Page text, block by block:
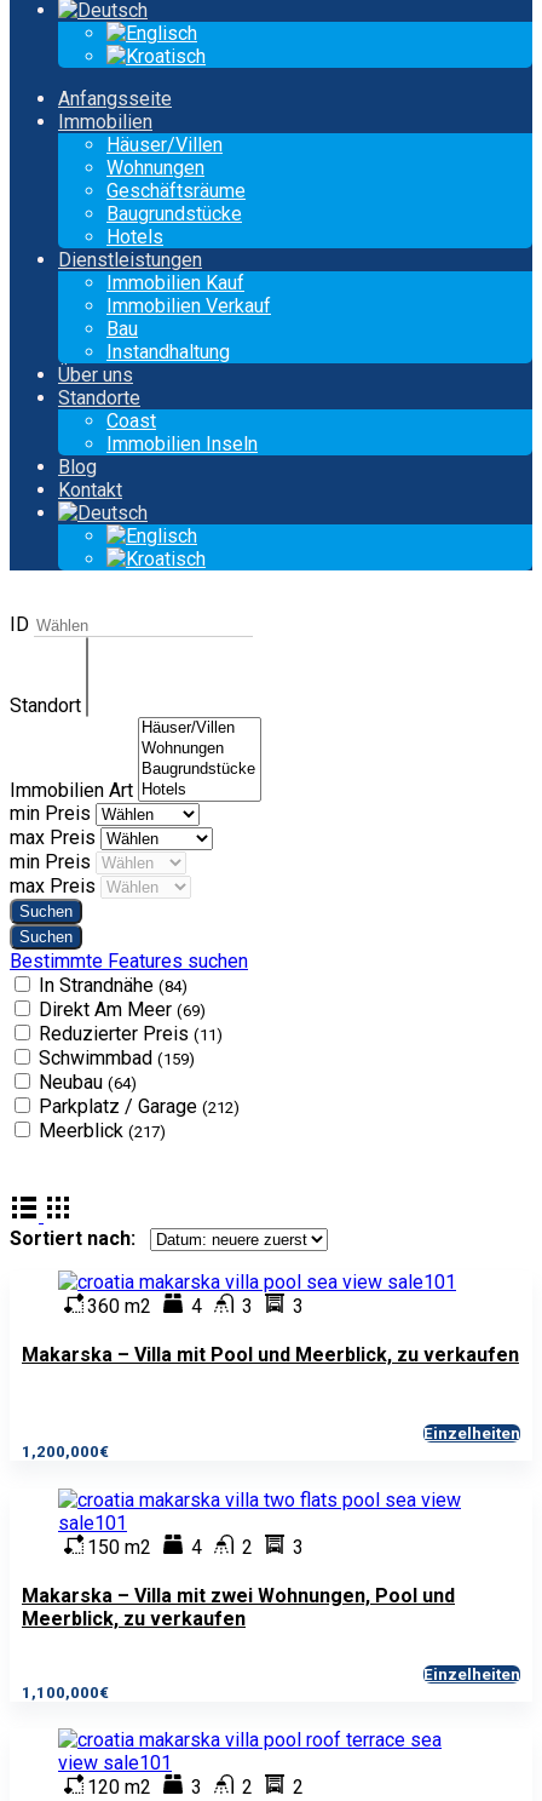
Anfangsseite
Immobilien
Häuser/Villen
Wohnungen
Geschäftsräume
Baugrundstücke
Hotels
Dienstleistungen
Immobilien Kauf
Immobilien Verkauf
Bau
Instandhaltung
Über uns
Standorte
Coast
Immobilien Inseln
Blog
Kontakt
ID
Standort
Immobilien Art
min Preis
max Preis
min Preis
max Preis
Bestimmte Features suchen
In Strandnähe (84)
Direkt Am Meer (69)
Reduzierter Preis (11)
Schwimmbad (159)
Neubau (64)
Parkplatz / Garage (212)
Meerblick (217)
Sortiert nach:
360 m2 4 3 3
Makarska – Villa mit Pool und Meerblick, zu verkaufen
1,200,000€
Einzelheiten
150 m2 4 2 3
Makarska – Villa mit zwei Wohnungen, Pool und
Meerblick, zu verkaufen
1,100,000€
Einzelheiten
120 m2 3 2 2